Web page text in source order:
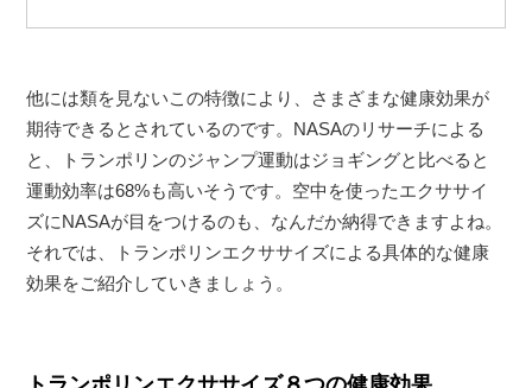
他には類を見ないこの特徴により、さまざまな健康効果が
期待できるとされているのです。NASAのリサーチによる
と、トランポリンのジャンプ運動はジョギングと比べると
運動効率は68%も高いそうです。空中を使ったエクササイ
ズにNASAが目をつけるのも、なんだか納得できますよね。
それでは、トランポリンエクササイズによる具体的な健康
効果をご紹介していきましょう。